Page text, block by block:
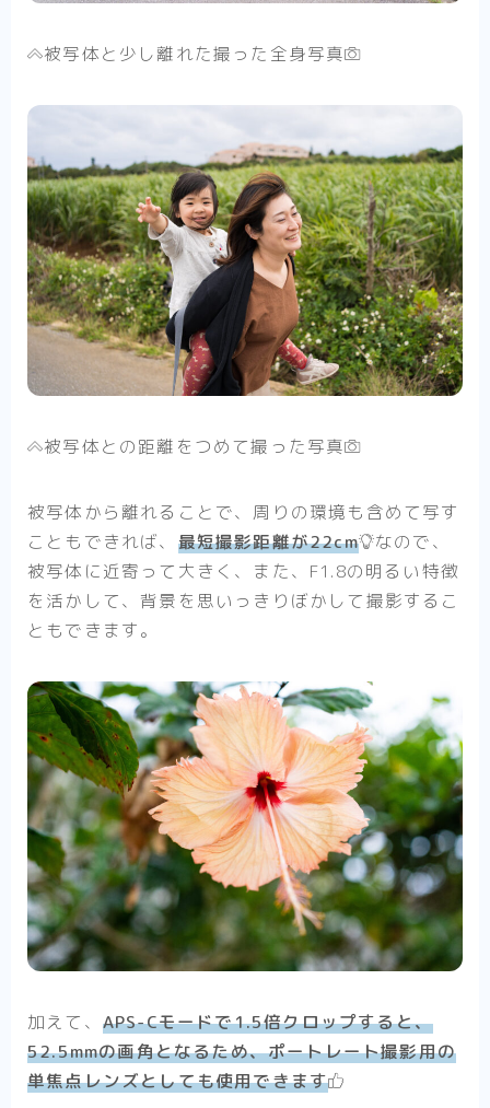
被写体と少し離れた撮った全身写真
被写体との距離をつめて撮った写真
被写体から離れることで、周りの環境も含めて写す
こともできれば、 最短撮影距離が22cm
なので、
被写体に近寄って大きく、また、F1.8の明るい特徴
を活かして、背景を思いっきりぼかして撮影するこ
ともできます。
加えて、 APS-Cモードで1.5倍クロップすると、
52.5mmの画角となるため、ポートレート撮影用の
単焦点レンズとしても使用できます